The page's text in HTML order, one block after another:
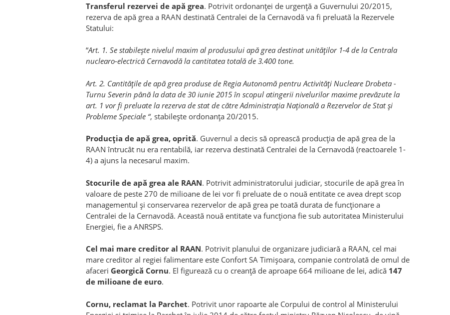
Transferul rezervei de apă grea. Potrivit ordonanţei de urgenţă a Guvernului 20/2015,
rezerva de apă grea a RAAN destinată Centralei de la Cernavodă va fi preluată la Rezervele
Statului:
“Art. 1. Se stabileşte nivelul maxim al produsului apă grea destinat unităţilor 1-4 de la Centrala
nuclearo-electrică Cernavodă la cantitatea totală de 3.400 tone.
Art. 2. Cantităţile de apă grea produse de Regia Autonomă pentru Activităţi Nucleare Drobeta -
Turnu Severin până la data de 30 iunie 2015 în scopul atingerii nivelurilor maxime prevăzute la
art. 1 vor fi preluate la rezerva de stat de către Administraţia Naţională a Rezervelor de Stat şi
Probleme Speciale “, stabileşte ordonanţa 20/2015.
Producţia de apă grea, oprită. Guvernul a decis să oprească producţia de apă grea de la
RAAN întrucât nu era rentabilă, iar rezerva destinată Centralei de la Cernavodă (reactoarele 1-
4) a ajuns la necesarul maxim.
Stocurile de apă grea ale RAAN. Potrivit administratorului judiciar, stocurile de apă grea în
valoare de peste 270 de milioane de lei vor fi preluate de o nouă entitate ce avea drept scop
managementul şi conservarea rezervelor de apă grea pe toată durata de funcţionare a
Centralei de la Cernavodă. Această nouă entitate va funcţiona fie sub autoritatea Ministerului
Energiei, fie a ANRSPS.
Cel mai mare creditor al RAAN. Potrivit planului de organizare judiciară a RAAN, cel mai
mare creditor al regiei falimentare este Confort SA Timişoara, companie controlată de omul de
afaceri Georgică Cornu. El figurează cu o creanţă de aproape 664 milioane de lei, adică 147
de milioane de euro.
Cornu, reclamat la Parchet. Potrivit unor rapoarte ale Corpului de control al Ministerului